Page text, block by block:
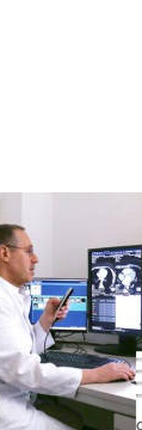
Alexianer